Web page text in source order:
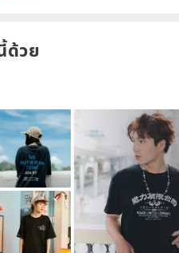
#Cotton
posts on Instagram, signifies
materials and fabrics.
sustainability and
officially launching the
cotton grown without
ด้วย